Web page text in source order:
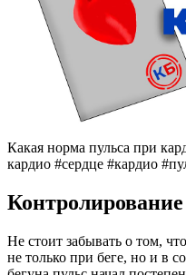
Какая норма пульса при
кардио #сердце #кардио
Не стоит забывать о том,
не только при беге, но и в